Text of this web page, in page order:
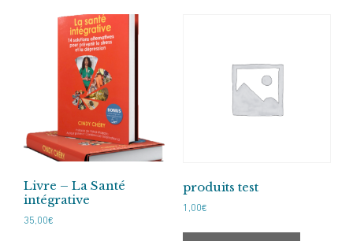
Livre – La Santé
intégrative
35,00€
produits test
1,00€